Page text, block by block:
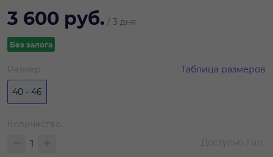
3 600 руб. / 3 дня
Без залога
Таблица размеров
Размер
40 - 46
Количество
Доступно 1 шт.